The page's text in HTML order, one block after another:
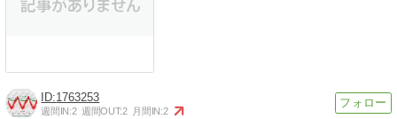
1763253
週間IN:2 週間OUT:2 月間IN:2